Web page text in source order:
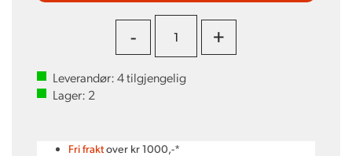
- +
Leverandør:4tilgjengelig
Lager: 2
Fri fraktover kr 1000,-*